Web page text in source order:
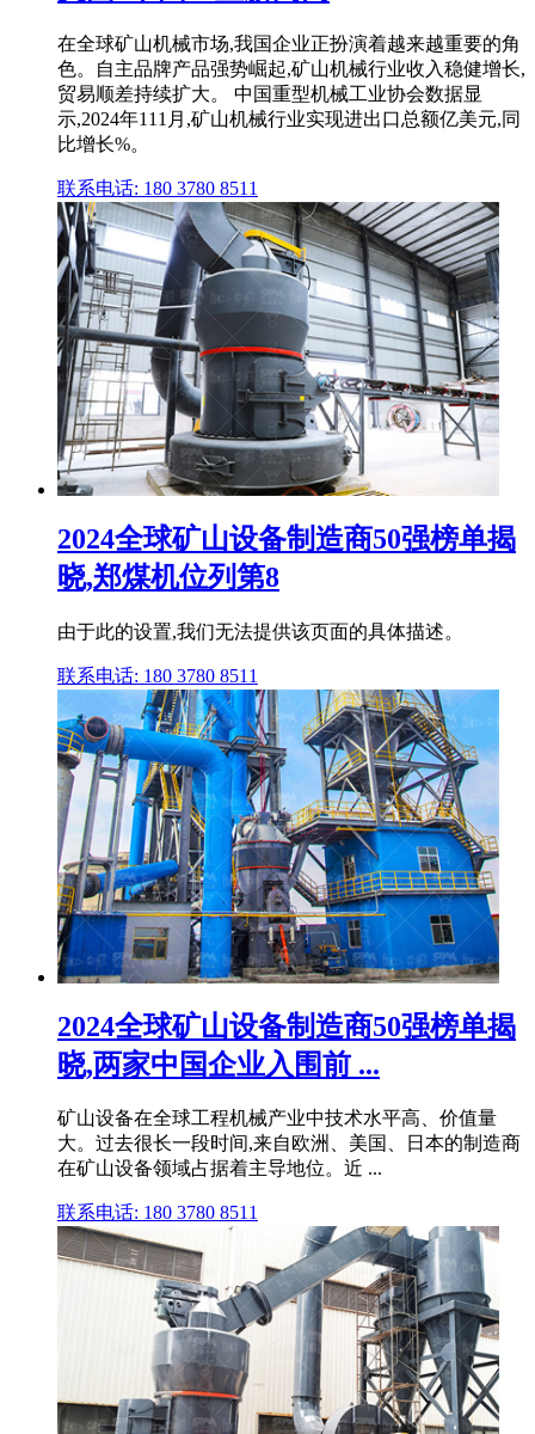
在全球矿山机械市场,我国企业正扮演着越来越重要的角
色。自主品牌产品强势崛起,矿山机械行业收入稳健增长,
贸易顺差持续扩大。 中国重型机械工业协会数据显
示,2024年111月,矿山机械行业实现进出口总额亿美元,同
比增长%。
联系电话: 180 3780 8511
2024全球矿山设备制造商50强榜单揭
晓,郑煤机位列第8
由于此的设置,我们无法提供该页面的具体描述。
联系电话: 180 3780 8511
2024全球矿山设备制造商50强榜单揭
晓,两家中国企业入围前 ...
矿山设备在全球工程机械产业中技术水平高、价值量
大。过去很长一段时间,来自欧洲、美国、日本的制造商
在矿山设备领域占据着主导地位。近 ...
联系电话: 180 3780 8511